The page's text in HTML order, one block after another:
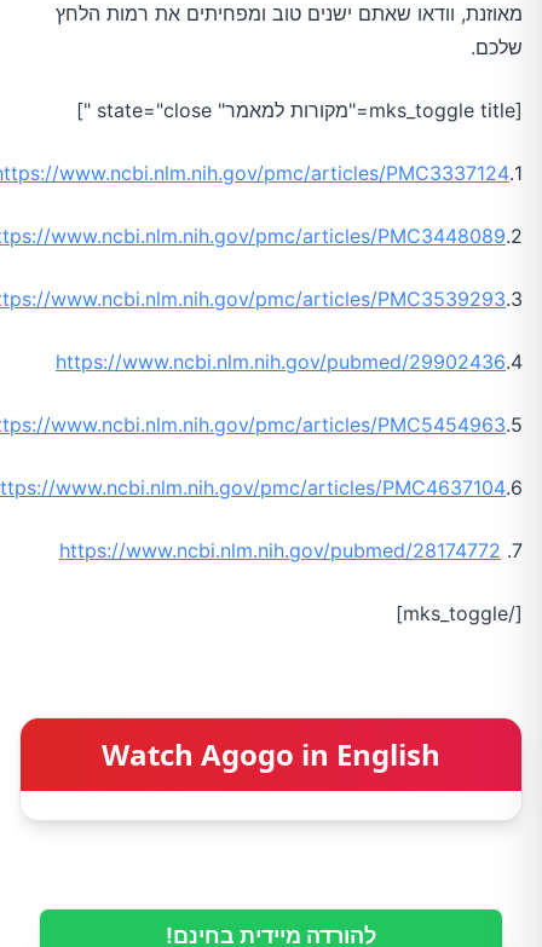
מאוזנת, וודאו שאתם ישנים טוב ומפחיתים את רמות הלחץ
שלכם.
[mks_toggle title="מקורות למאמר" state="close "]
1.
www.ncbi.nlm.nih.gov/pmc/articles/PMC3337124/
2.
www.ncbi.nlm.nih.gov/pmc/articles/PMC3448089/
3.
www.ncbi.nlm.nih.gov/pmc/articles/PMC3539293/
4.
https://www.ncbi.nlm.nih.gov/pubmed/29902436
5.
www.ncbi.nlm.nih.gov/pmc/articles/PMC5454963/
6.
www.ncbi.nlm.nih.gov/pmc/articles/PMC4637104/
7.
https://www.ncbi.nlm.nih.gov/pubmed/28174772
[/mks_toggle]
Watch Agogo in English
להורדה מיידית בחינם!